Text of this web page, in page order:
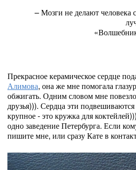
– Мозги не делают человека
Прекрасное керамическое сердце
Алимова, она же мне помогала
обжигать. Одним словом мне
друзья))). Сердца эти
крупное - это кружка для
одно заведение Петербурга. Если
пишите мне, или сразу Кате в